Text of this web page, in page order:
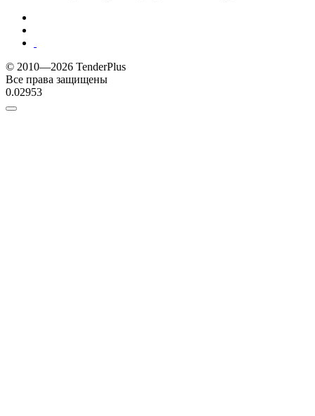
© 2010—2026 TenderPlus
Все права защищены
0.02953